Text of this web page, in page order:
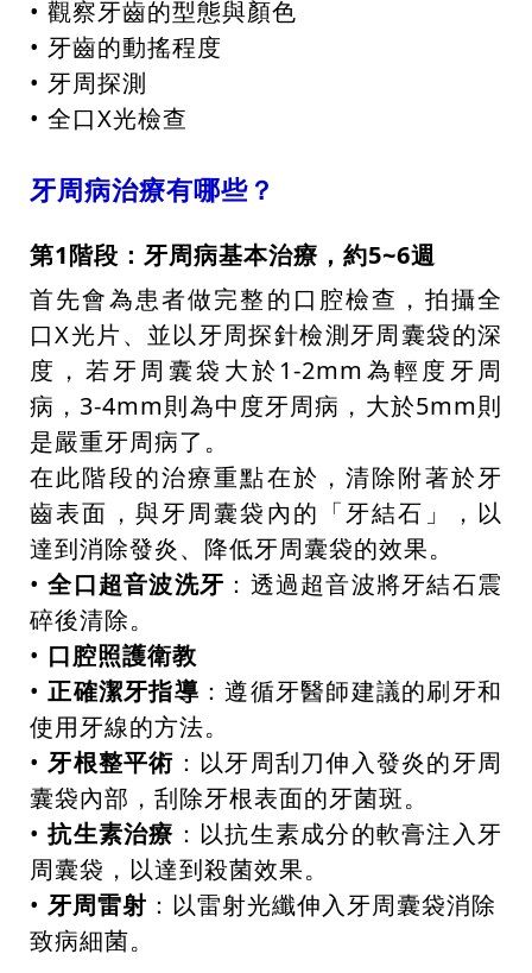
• 觀察牙齒的型態與顏色
• 牙齒的動搖程度
• 牙周探測
• 全口X光檢查
牙周病治療有哪些？
第1階段：牙周病基本治療，約5~6週
首先會為患者做完整的口腔檢查，拍攝全
口X光片、並以牙周探針檢測牙周囊袋的深
度，若牙周囊袋大於1-2mm為輕度牙周
病，3-4mm則為中度牙周病，大於5mm則
是嚴重牙周病了。
在此階段的治療重點在於，清除附著於牙
齒表面，與牙周囊袋內的「牙結石」，以
達到消除發炎、降低牙周囊袋的效果。
•全口超音波洗牙 ：透過超音波將牙結石震
碎後清除。
• 口腔照護衛教
•正確潔牙指導 ：遵循牙醫師建議的刷牙和
使用牙線的方法。
•牙根整平術 ：以牙周刮刀伸入發炎的牙周
囊袋內部，刮除牙根表面的牙菌斑。
•抗生素治療 ：以抗生素成分的軟膏注入牙
周囊袋，以達到殺菌效果。
• 牙周雷射 ：以雷射光纖伸入牙周囊袋消除
致病細菌。